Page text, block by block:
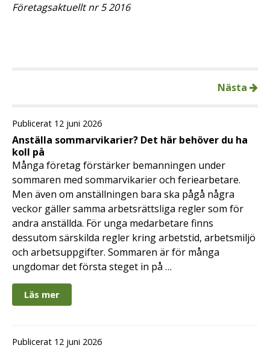
Företagsaktuellt nr 5 2016
Nästa
Publicerat 12 juni 2026
Anställa sommarvikarier? Det här behöver du ha
koll på
Många företag förstärker bemanningen under
sommaren med sommarvikarier och feriearbetare.
Men även om anställningen bara ska pågå några
veckor gäller samma arbetsrättsliga regler som för
andra anställda. För unga medarbetare finns
dessutom särskilda regler kring arbetstid, arbetsmiljö
och arbetsuppgifter. Sommaren är för många
ungdomar det första steget in på …
Läs mer
Publicerat 12 juni 2026